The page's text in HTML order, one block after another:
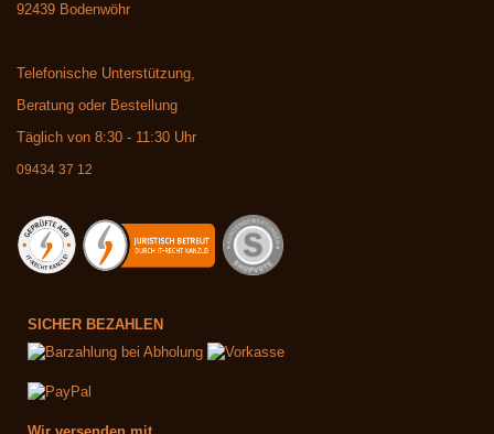
92439 Bodenwöhr
Telefonische Unterstützung,
Beratung oder Bestellung
Täglich von 8:30 - 11:30 Uhr
09434 37 12
SICHER BEZAHLEN